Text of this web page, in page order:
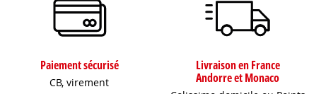
Paiement sécurisé
CB, virement
Livraison en France
Andorre et Monaco